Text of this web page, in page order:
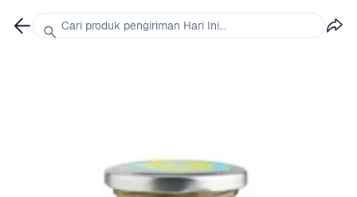
Cari produk pengiriman Hari Ini...